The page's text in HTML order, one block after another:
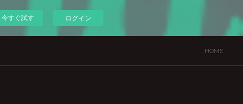
今すぐ試す ログイン
HOME